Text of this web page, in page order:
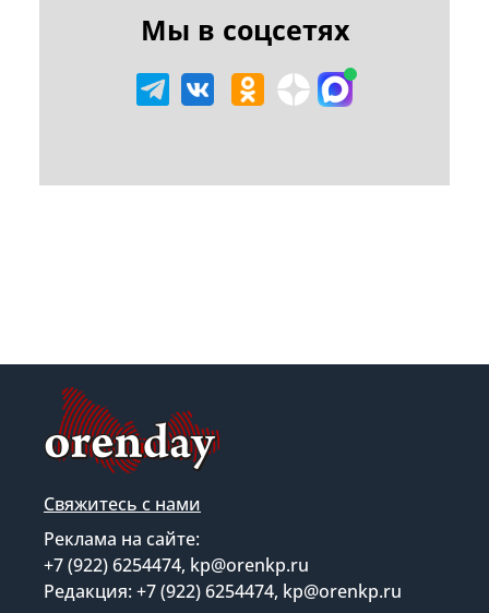
Мы в соцсетях
Свяжитесь с нами
Реклама на сайте:
+7 (922) 6254474, kp@orenkp.ru
Редакция: +7 (922) 6254474, kp@orenkp.ru